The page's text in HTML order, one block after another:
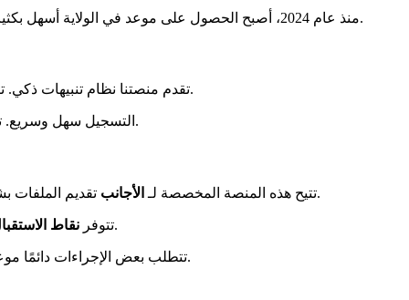
منذ عام 2024، أصبح الحصول على موعد في الولاية أسهل بكثير. لقد أحدثت التحول الرقمي ثورة في الوصول إلى الخدمات العامة. تستفيد هذه التطورات بشكل خاصالإقامة.
تقدم منصتنا نظام تنبيهات ذكي. تتلقى إشعارات عبر البريد الإلكتروني والرسائل القصيرة عند فتح مواعيد جديدة. هذه الخدمة توفر عليك التحقق باستمرار من المواقع الرسمية.
التسجيل سهل وسريع. . تقوم التنبيهات التلقائية بإبلاغك في الوقت الحقيقي.
عبر الإنترنت من خلال ANEF. تتيح هذه المنصة المخصصة لـ الأجانب تقديم الملفات باستثناء بعض الاستثناءات.
تتوفر نقاط إنساني أساسي على الرغم من الرقمنة.
تتطلب بعض الإجراءات دائمًا موعدًا فعليًا. لذلك، تظل نظام التنبيهات لدينا أمرًا حيويًا للحصول على موعد بسرعة. تعمل الرقمنة على تحسين الوصول مع تقليل فترات الانتظار.